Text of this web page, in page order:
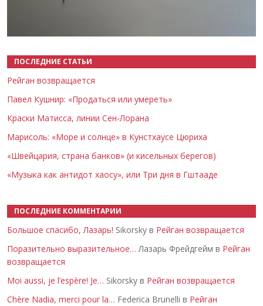
ПОСЛЕДНИЕ СТАТЬИ
Рейган возвращается
Павел Кушнир: «Продаться или умереть»
Краски Матисса, линии Сен-Лорана
Марисоль: «Море и солнце» в Кунстхаусе Цюриха
«Швейцария, страна банков» (и кисельных берегов)
«Музыка как антидот хаосу», или Три дня в Гштааде
ПОСЛЕДНИЕ КОММЕНТАРИИ
Большое спасибо, Лазарь! Sikorsky в Рейган возвращается
Поразительно выразительное… Лазарь Фрейдгейм в Рейган
возвращается
Moi aussi, je l’espère! Je… Sikorsky в Рейган возвращается
Chère Nadia, merci pour la… Federica Brunelli в Рейган